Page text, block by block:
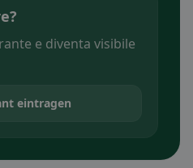
e diventa visibile
eintragen